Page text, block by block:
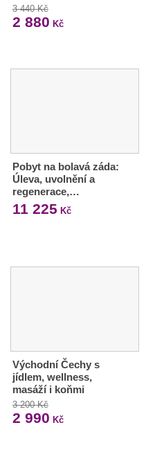
3 440 Kč
2 880 Kč
Pobyt na bolavá záda:
Úleva, uvolnění a
regenerace,…
11 225 Kč
Východní Čechy s
jídlem, wellness,
masáží i koňmi
3 200 Kč
2 990 Kč